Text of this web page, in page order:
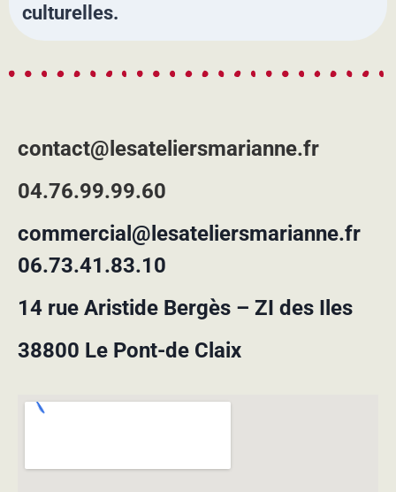
culturelles.
contact@lesateliersmarianne.fr
04.76.99.99.60
commercial@lesateliersmarianne.fr
06.73.41.83.10
14 rue Aristide Bergès – ZI des Iles
38800 Le Pont-de Claix